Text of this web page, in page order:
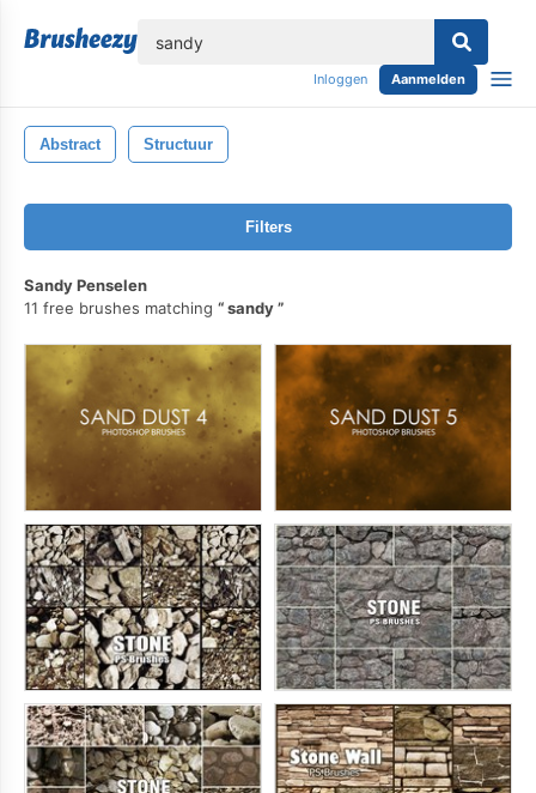
Inloggen Aanmelden
Abstract Structuur
Filters
Sandy Penselen
11 free brushes matching
sandy